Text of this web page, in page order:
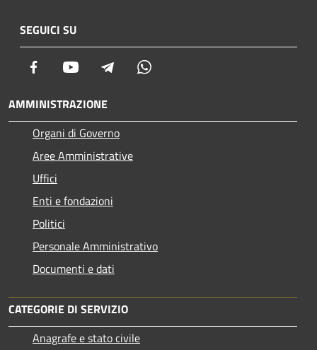
SEGUICI SU
Facebook Youtube Telegram
AMMINISTRAZIONE
Organi di Governo
Aree Amministrative
Uffici
Enti e fondazioni
Politici
Personale Amministrativo
Documenti e dati
CATEGORIE DI SERVIZIO
Anagrafe e stato civile